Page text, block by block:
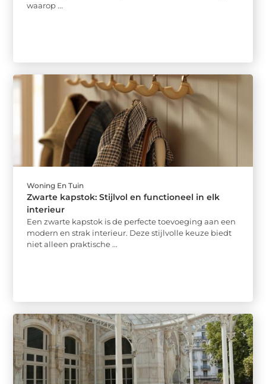
waarop ...
Woning En Tuin
Zwarte kapstok: Stijlvol en functioneel in elk
interieur
Een zwarte kapstok is de perfecte toevoeging aan een
modern en strak interieur. Deze stijlvolle keuze biedt
niet alleen praktische ...